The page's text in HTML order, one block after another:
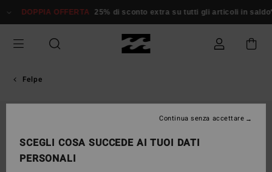
alle
prodotto
DOPPIA OFFERTA 25% di sconto extra su tutti gli articoli in
Felpe
SCEGLI COSA SUCCEDE AI TUOI DATI
PERSONALI
Continua senza accettare